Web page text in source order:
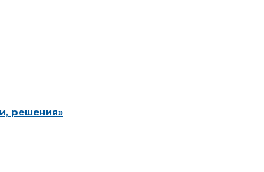
решения»